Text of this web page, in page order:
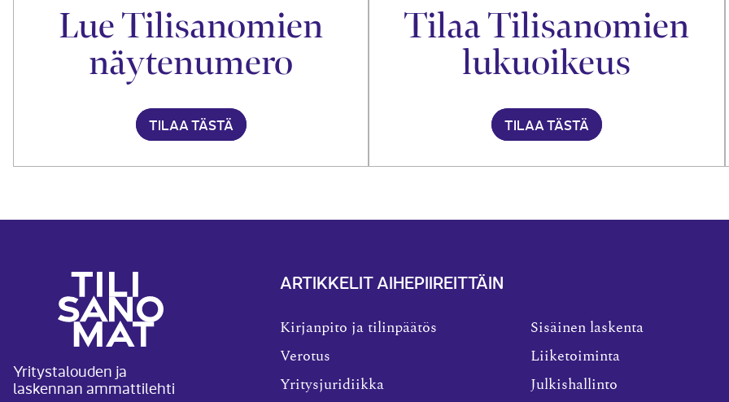
Lue Tilisanomien
näytenumero
TILAA TÄSTÄ
Tilaa Tilisanomien
lukuoikeus
TILAA TÄSTÄ
Yritystalouden ja
laskennan ammattilehti
ARTIKKELIT AIHEPIIREITTÄIN
Kirjanpito ja tilinpäätös
Verotus
Yritysjuridiikka
Sisäinen laskenta
Liiketoiminta
Julkishallinto